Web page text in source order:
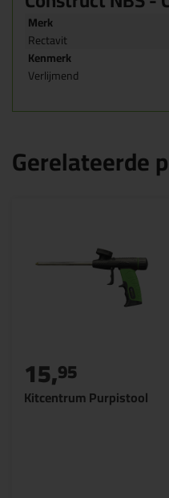
Merk
Rectavit
Kenmerk
Verlijmend
Gerelateerde
Kitcentrum Purpistool
15,95